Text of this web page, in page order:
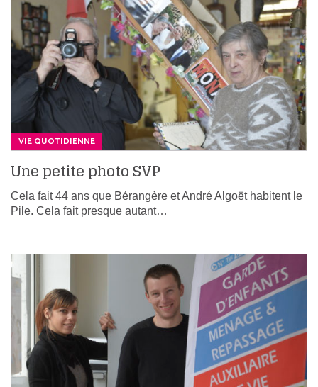
VIE QUOTIDIENNE
Une petite photo SVP
Cela fait 44 ans que Bérangère et André Algoët habitent le
Pile. Cela fait presque autant…